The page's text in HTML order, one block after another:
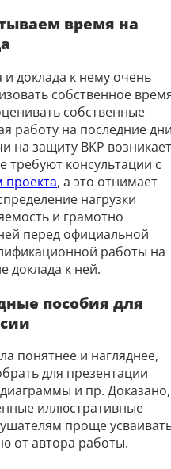
время на
доклада к нему очень
собственное
собственные
работу на последние
на защиту ВКР возникает
требуют консультации с
проекта, а это отнимает
нагрузки
и грамотно
перед официальной
работы на
доклада к ней.
пособия для
понятнее и нагляднее,
для презентации
и пр. Доказано,
иллюстративные
проще
от автора работы.